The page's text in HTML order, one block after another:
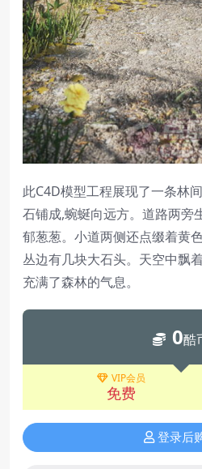
此C4D模型工程展现了一条林
石铺成,蜿蜒向远方。道路两旁
郁葱葱。小道两侧还点缀着黄
丛边有几块大石头。天空中飘
充满了森林的气息。
0酷
VIP会员
免费
登录后